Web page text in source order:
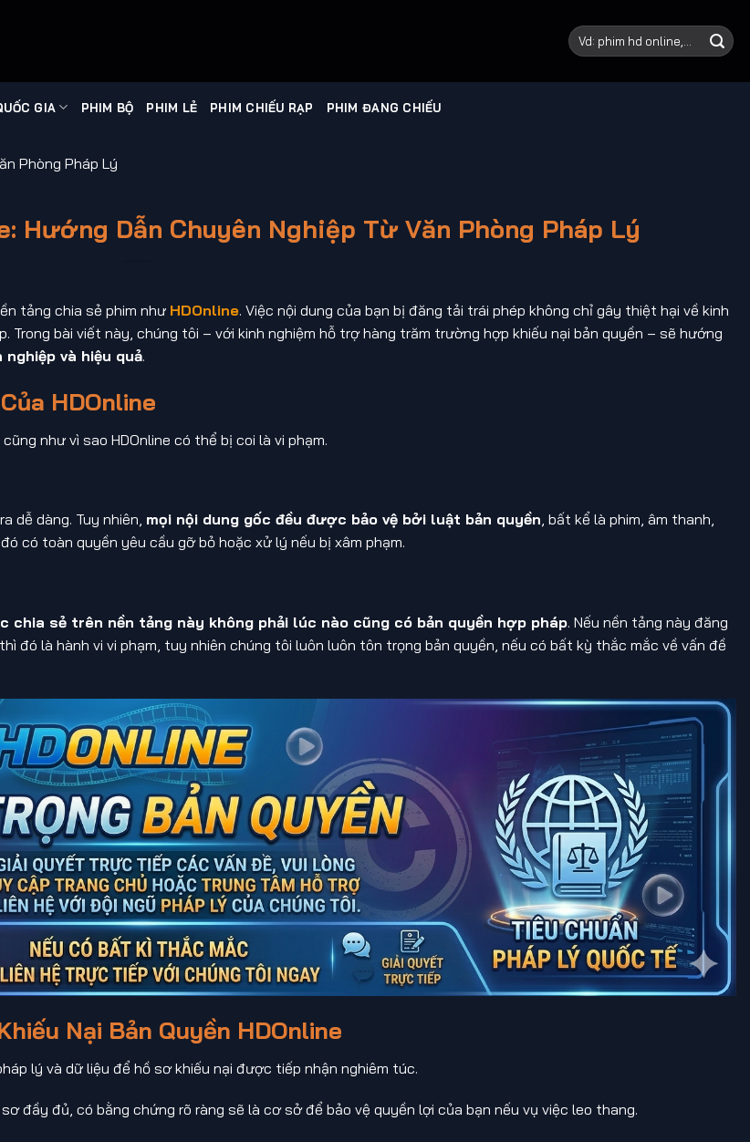
GIA PHIM BỘ PHIM LẺ PHIM CHIẾU RẠP PHIM ĐANG CHIẾU
Phòng Pháp Lý
Hướng Dẫn Chuyên Nghiệp Từ Văn Phòng Pháp Lý
tảng chia sẻ phim như HDOnline. Việc nội dung của bạn bị đăng tải trái phép không chỉ gây thiệt hại về kinh
Trong bài viết này, chúng tôi – với kinh nghiệm hỗ trợ hàng trăm trường hợp khiếu nại bản quyền – sẽ hướng
và hiệu quả.
HDOnline
cũng như vì sao HDOnline có thể bị coi là vi phạm.
dễ dàng. Tuy nhiên, mọi nội dung gốc đều được bảo vệ bởi luật bản quyền, bất kể là phim, âm thanh,
có toàn quyền yêu cầu gỡ bỏ hoặc xử lý nếu bị xâm phạm.
chia sẻ trên nền tảng này không phải lúc nào cũng có bản quyền hợp pháp. Nếu nền tảng này đăng
đó là hành vi vi phạm, tuy nhiên chúng tôi luôn luôn tôn trọng bản quyền, nếu có bất kỳ thắc mắc về vấn đề
Nại Bản Quyền HDOnline
lý và dữ liệu để hồ sơ khiếu nại được tiếp nhận nghiêm túc.
đầy đủ, có bằng chứng rõ ràng sẽ là cơ sở để bảo vệ quyền lợi của bạn nếu vụ việc leo thang.